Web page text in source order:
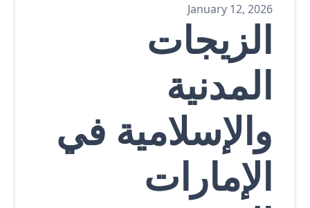
January 12, 2026
الزيجات
المدنية
والإسلامية في
الإمارات